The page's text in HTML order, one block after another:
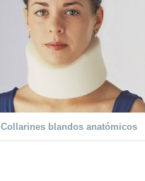
Collarines blandos anatómicos